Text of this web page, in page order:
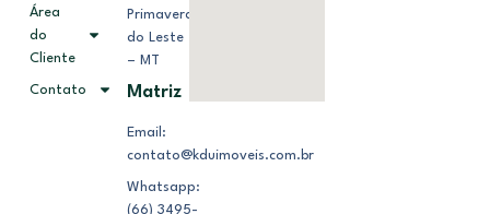
Área
do
Cliente
Contato
Primavera
do Leste
– MT
Matriz
Email:
contato@kduimoveis.com.br
Whatsapp:
(66) 3495-